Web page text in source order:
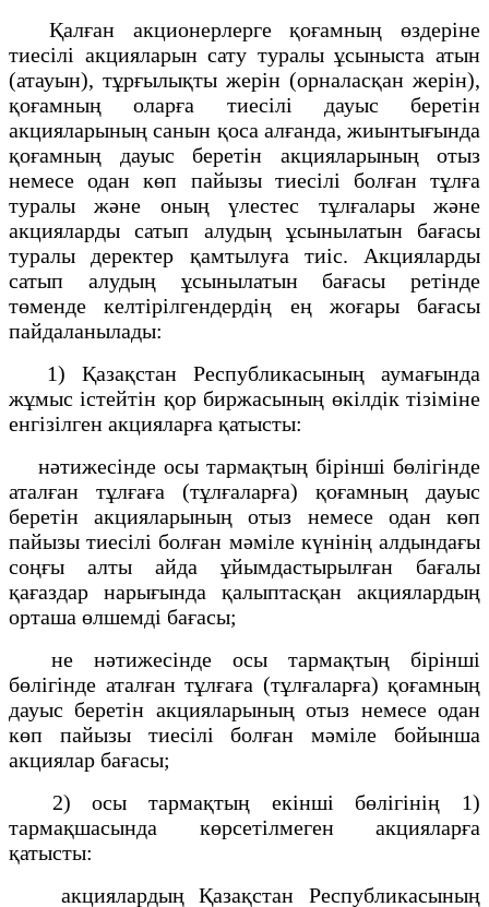
Қалған акционерлерге қоғамның өздеріне
тиесілі акцияларын сату туралы ұсыныста атын
(атауын), тұрғылықты жерін (орналасқан жерін),
қоғамның оларға тиесілі дауыс беретін
акцияларының санын қоса алғанда, жиынтығында
қоғамның дауыс беретін акцияларының отыз
немесе одан көп пайызы тиесілі болған тұлға
туралы және оның үлестес тұлғалары және
акцияларды сатып алудың ұсынылатын бағасы
туралы деректер қамтылуға тиіс. Акцияларды
сатып алудың ұсынылатын бағасы ретінде
төменде келтірілгендердің ең жоғары бағасы
пайдаланылады:
1) Қазақстан Республикасының аумағында
жұмыс істейтін қор биржасының өкілдік тізіміне
енгізілген акцияларға қатысты:
нәтижесінде осы тармақтың бірінші бөлігінде
аталған тұлғаға (тұлғаларға) қоғамның дауыс
беретін акцияларының отыз немесе одан көп
пайызы тиесілі болған мәміле күнінің алдындағы
соңғы алты айда ұйымдастырылған бағалы
қағаздар нарығында қалыптасқан акциялардың
орташа өлшемді бағасы;
не нәтижесінде осы тармақтың бірінші
бөлігінде аталған тұлғаға (тұлғаларға) қоғамның
дауыс беретін акцияларының отыз немесе одан
көп пайызы тиесілі болған мәміле бойынша
акциялар бағасы;
2) осы тармақтың екінші бөлігінің 1)
тармақшасында көрсетілмеген акцияларға
қатысты:
акциялардың Қазақстан Республикасының